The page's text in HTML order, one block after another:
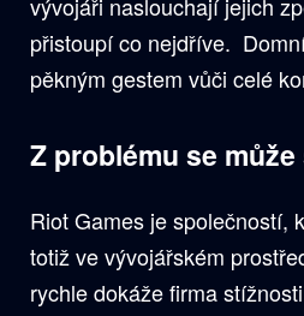
přistoupí co nejdříve.
pěkným gestem vůči celé
Z problému se
Riot Games je společností,
totiž ve vývojářském
rychle dokáže firma